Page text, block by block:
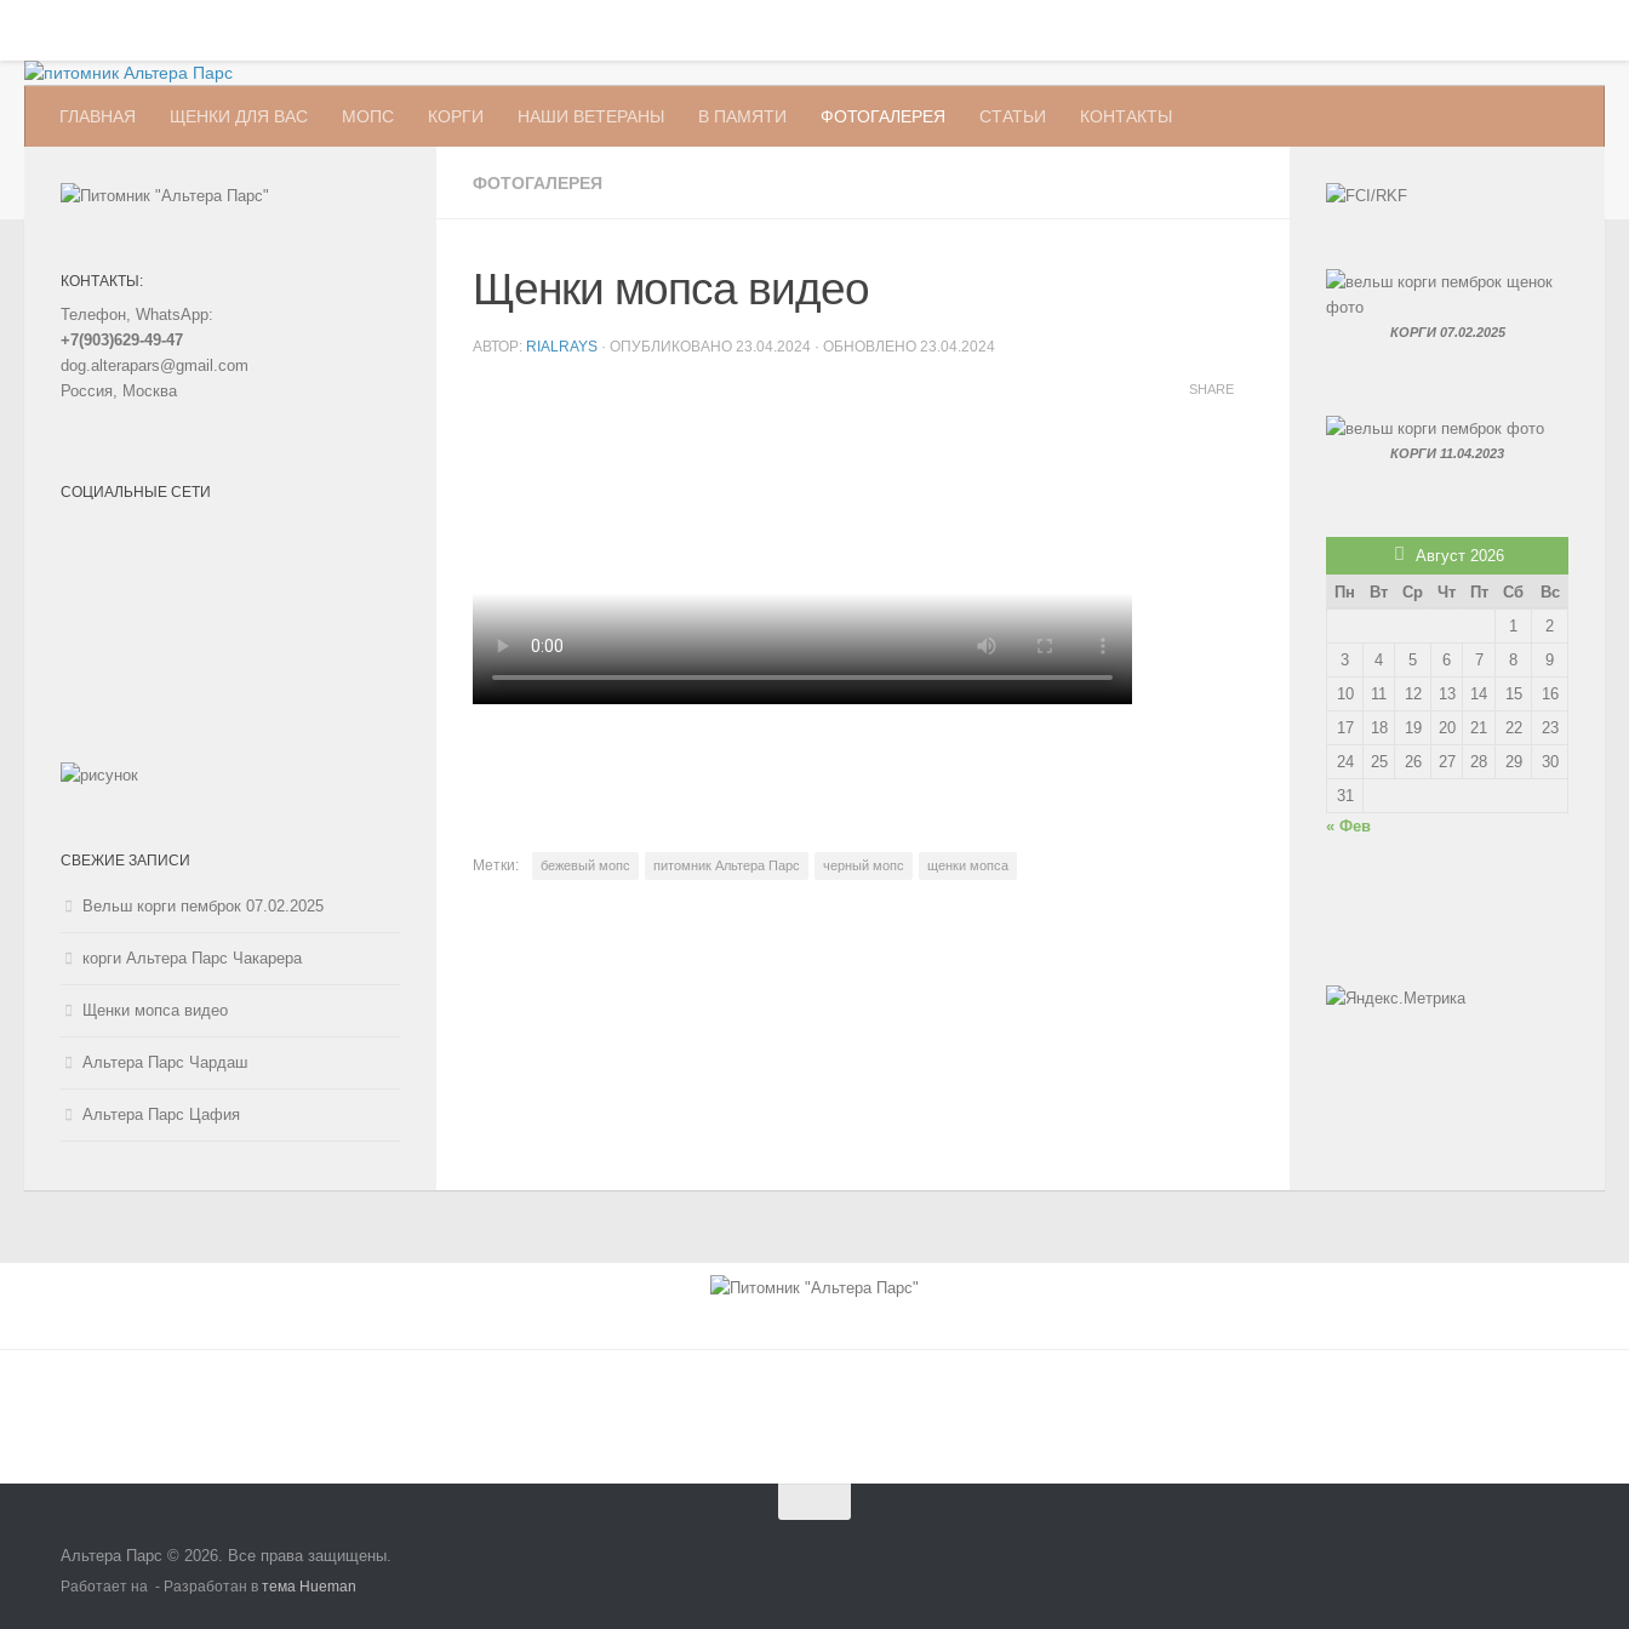
ГЛАВНАЯ ЩЕНКИ ДЛЯ ВАС МОПС КОРГИ НАШИ ВЕТЕРАНЫ В ПАМЯТИ ФОТОГАЛЕРЕЯ СТАТЬИ КОНТАКТЫ
ФОТОГАЛЕРЕЯ
Щенки мопса видео
АВТОР: RIALRAYS · ОПУБЛИКОВАНО 23.04.2024 · ОБНОВЛЕНО 23.04.2024
SHARE
Метки: бежевый мопс питомник Альтера Парс черный мопс щенки мопса
КОНТАКТЫ:
Телефон, WhatsApp:
+7(903)629-49-47
dog.alterapars@gmail.com
Россия, Москва
СОЦИАЛЬНЫЕ СЕТИ
СВЕЖИЕ ЗАПИСИ
Вельш корги пемброк 07.02.2025
корги Альтера Парс Чакарера
Щенки мопса видео
Альтера Парс Чардаш
Альтера Парс Цафия
КОРГИ 07.02.2025
КОРГИ 11.04.2023
Август 2026
Пн
Вт Ср Чт Пт Сб
Вс
1
2
3
4 5 6 7 8
9
10
11 12 13 14 15
16
17
18 19 20 21 22
23
24
25 26 27 28 29
30
31
« Фев
Альтера Парс © 2026. Все права защищены.
Работает на - Разработан в тема Hueman